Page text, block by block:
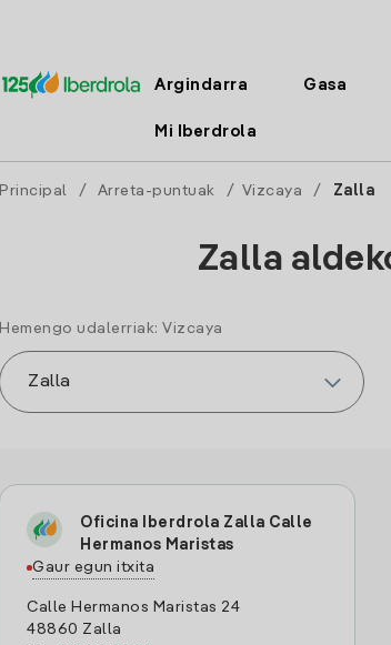
Argindarra Gasa
Mi Iberdrola
Principal / Arreta-puntuak / Vizcaya / Zalla
Zalla
Hemengo udalerriak: Vizcaya
Oficina Iberdrola Zalla Calle
Hermanos Maristas
Gaur egun itxita
Calle Hermanos Maristas 24
48860 Zalla